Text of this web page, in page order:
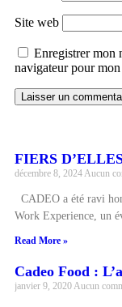
Site web
Enregistrer mon
navigateur pour
FIERS
décembre 8, 2024Aucun
CADEO a été ravi
Work Experience, un
Read More »
Cadeo Food :
janvier 9, 2020Aucun